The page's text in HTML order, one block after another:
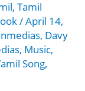
,Tamil
/April 14,
, Davy
, Music,
Song,